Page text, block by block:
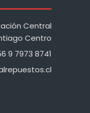
Central
Centro
9 7973 8741